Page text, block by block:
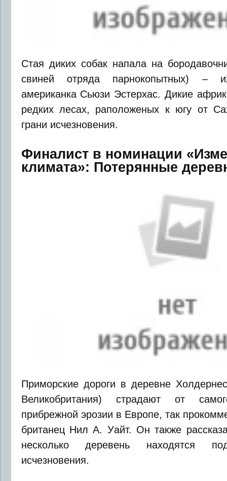
Стая диких собак напала на
свиней отряда парнокопытных) –
американка Сьюзи Эстерхас. Дикие
редких лесах, раположеных к югу от
грани исчезновения.
Финалист в номинации
климата»: Потерянные
Приморские дороги в деревне
Великобритания) страдают от
прибрежной эрозии в Европе, так
британец Нил А. Уайт. Он также
несколько деревень находятся
исчезновения.